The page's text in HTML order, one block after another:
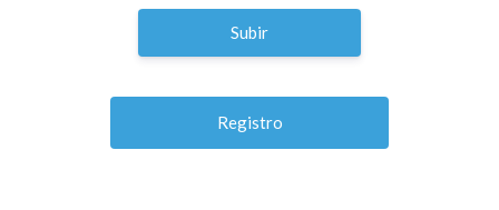
Subir